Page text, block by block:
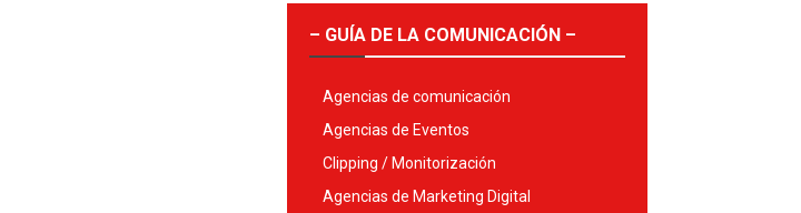
– GUÍA DE LA COMUNICACIÓN –
Agencias de comunicación
Agencias de Eventos
Clipping / Monitorización
Agencias de Marketing Digital